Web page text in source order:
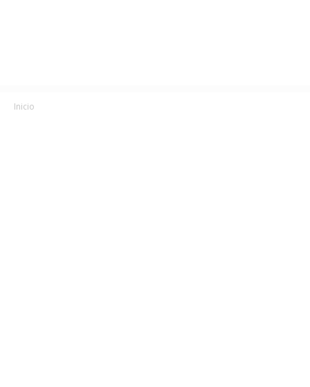
Inicio